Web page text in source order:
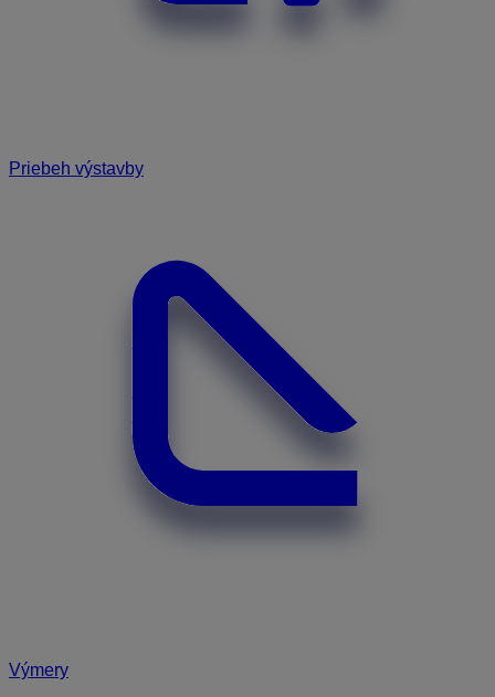
Priebeh výstavby
Výmery